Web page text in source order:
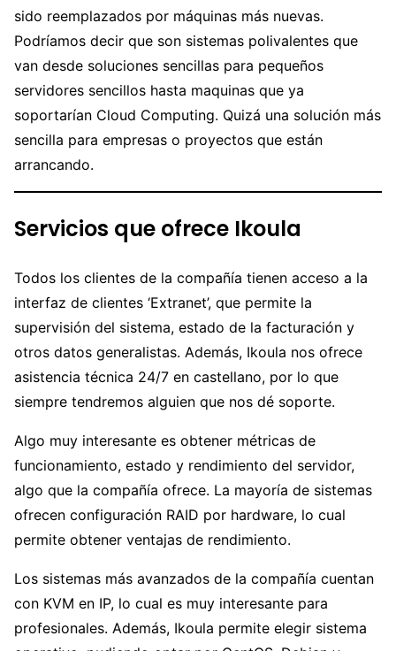
sido reemplazados por máquinas más nuevas.
Podríamos decir que son sistemas polivalentes que
van desde soluciones sencillas para pequeños
servidores sencillos hasta maquinas que ya
soportarían Cloud Computing. Quizá una solución más
sencilla para empresas o proyectos que están
arrancando.
Servicios que ofrece Ikoula
Todos los clientes de la compañía tienen acceso a la
interfaz de clientes ‘Extranet’, que permite la
supervisión del sistema, estado de la facturación y
otros datos generalistas. Además, Ikoula nos ofrece
asistencia técnica 24/7 en castellano, por lo que
siempre tendremos alguien que nos dé soporte.
Algo muy interesante es obtener métricas de
funcionamiento, estado y rendimiento del servidor,
algo que la compañía ofrece. La mayoría de sistemas
ofrecen configuración RAID por hardware, lo cual
permite obtener ventajas de rendimiento.
Los sistemas más avanzados de la compañía cuentan
con KVM en IP, lo cual es muy interesante para
profesionales. Además, Ikoula permite elegir sistema